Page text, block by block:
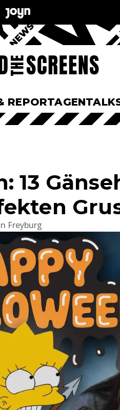
REPORTAGEN
13
Freyburg